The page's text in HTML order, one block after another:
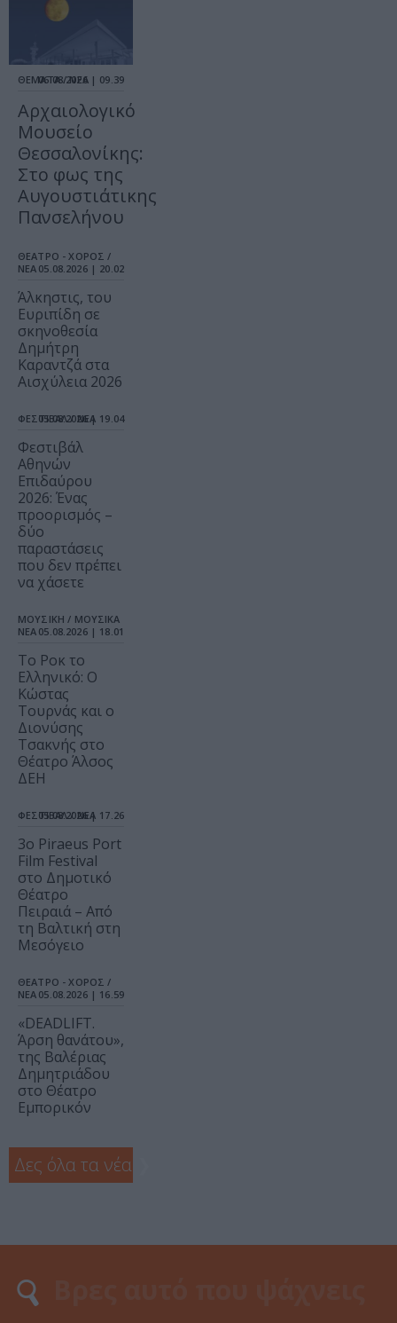
ΘΕΜΑΤΑ / ΝΕΑ
06.08.2026 | 09.39
Αρχαιολογικό
Μουσείο
Θεσσαλονίκης:
Στο φως της
Αυγουστιάτικης
Πανσελήνου
ΘΕΑΤΡΟ - ΧΟΡΟΣ /
ΝΕΑ 05.08.2026 | 20.02
Άλκηστις, του
Ευριπίδη σε
σκηνοθεσία
Δημήτρη
Καραντζά στα
Αισχύλεια 2026
ΦΕΣΤΙΒΑΛ / ΝΕΑ
05.08.2026 | 19.04
Φεστιβάλ
Αθηνών
Επιδαύρου
2026: Ένας
προορισμός –
δύο
παραστάσεις
που δεν πρέπει
να χάσετε
ΜΟΥΣΙΚΗ / ΜΟΥΣΙΚΑ
ΝΕΑ 05.08.2026 | 18.01
Το Ροκ το
Ελληνικό: Ο
Κώστας
Τουρνάς και ο
Διονύσης
Τσακνής στο
Θέατρο Άλσος
ΔΕΗ
ΦΕΣΤΙΒΑΛ / ΝΕΑ
05.08.2026 | 17.26
3o Piraeus Port
Film Festival
στο Δημοτικό
Θέατρο
Πειραιά – Από
τη Βαλτική στη
Μεσόγειο
ΘΕΑΤΡΟ - ΧΟΡΟΣ /
ΝΕΑ 05.08.2026 | 16.59
«DEADLIFT.
Άρση θανάτου»,
της Βαλέριας
Δημητριάδου
στο Θέατρο
Εμπορικόν
Δες όλα τα νέα